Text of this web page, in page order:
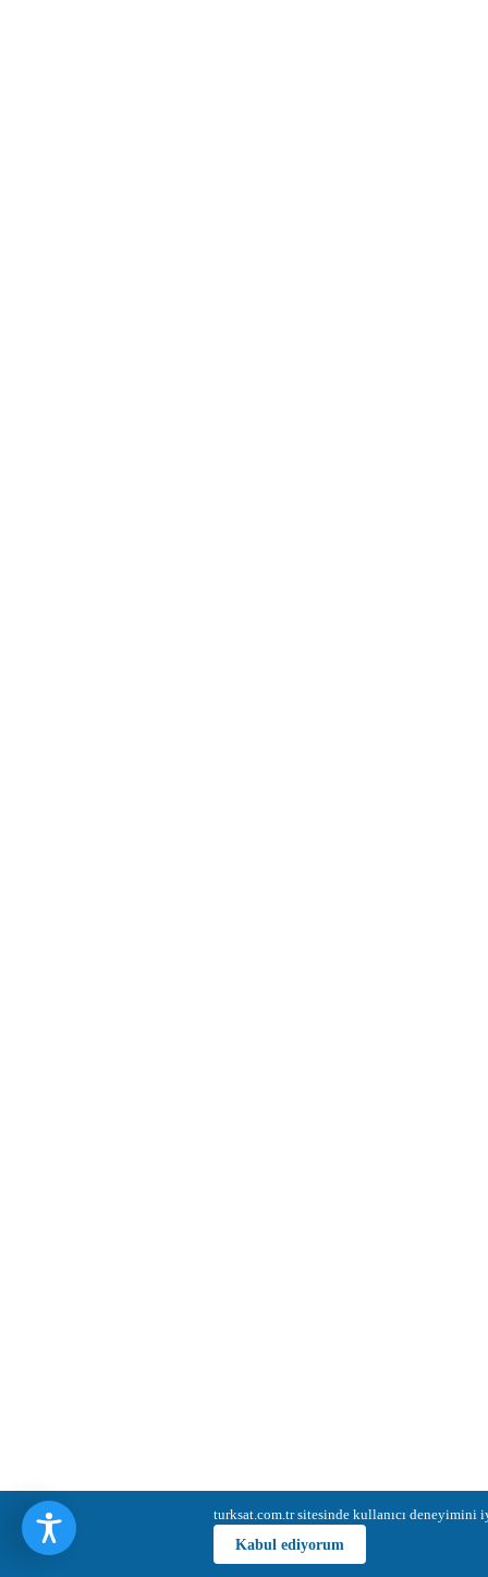
turksat.com.tr sitesinde kullanıcı
Kabul ediyorum